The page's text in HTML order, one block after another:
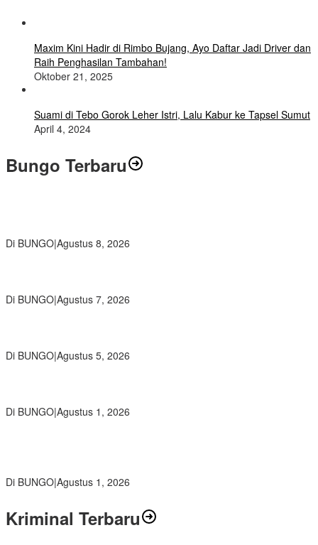
Maxim Kini Hadir di Rimbo Bujang, Ayo Daftar Jadi Driver dan
Raih Penghasilan Tambahan!
Oktober 21, 2025
Suami di Tebo Gorok Leher Istri, Lalu Kabur ke Tapsel Sumut
April 4, 2024
Bungo Terbaru
Di BUNGO|Agustus 8, 2026
Di BUNGO|Agustus 7, 2026
Di BUNGO|Agustus 5, 2026
Di BUNGO|Agustus 1, 2026
Di BUNGO|Agustus 1, 2026
Kriminal Terbaru